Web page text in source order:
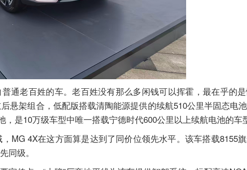
通老百姓的车。老百姓没有那么多闲钱可以挥霍，最在乎的
悬架组合，低配版搭载清陶能源提供的续航510公里半固态电
是10万级车型中唯一搭载宁德时代600公里以上续航电池的车
MG 4X在这方面算是达到了同价位领先水平。该车搭载8155
同级。